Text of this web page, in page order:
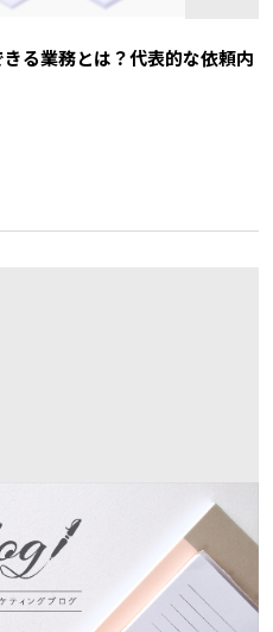
る業務とは？代表的な依頼内